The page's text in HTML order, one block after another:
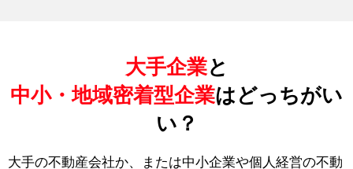
大手企業と
中小・地域密着型企業はどっちがい
い？
大手の不動産会社か、または中小企業や個人経営の不動